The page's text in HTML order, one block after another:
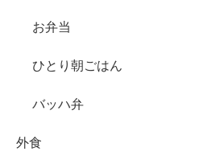
お弁当
ひとり朝ごはん
バッハ弁
外食